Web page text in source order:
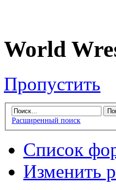
World
Пропустить
Расширенный поиск
Список
Изменить